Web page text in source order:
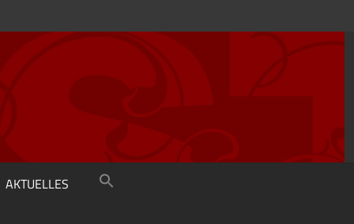
AKTUELLES